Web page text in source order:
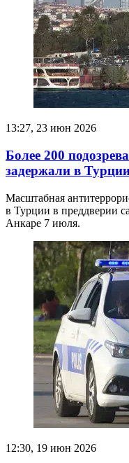
13:27, 23 июн 2026
Более 200
задержали в
Масштабная
в Турции в преддверии
Анкаре 7 июля.
12:30, 19 июн 2026